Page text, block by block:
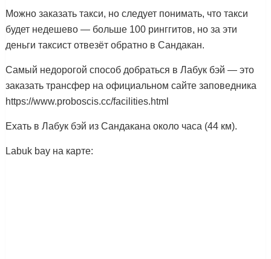
Можно заказать такси, но следует понимать, что такси
будет недешево — больше 100 ринггитов, но за эти
деньги таксист отвезёт обратно в Сандакан.
Самый недорогой способ добраться в Лабук бэй — это
заказать трансфер на официальном сайте заповедника
https://www.proboscis.cc/facilities.html
Ехать в Лабук бэй из Сандакана около часа (44 км).
Labuk bay на карте: